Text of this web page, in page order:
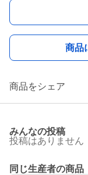
商品
商品をシェア
みんなの投稿
投稿はありません
同じ生産者の商品